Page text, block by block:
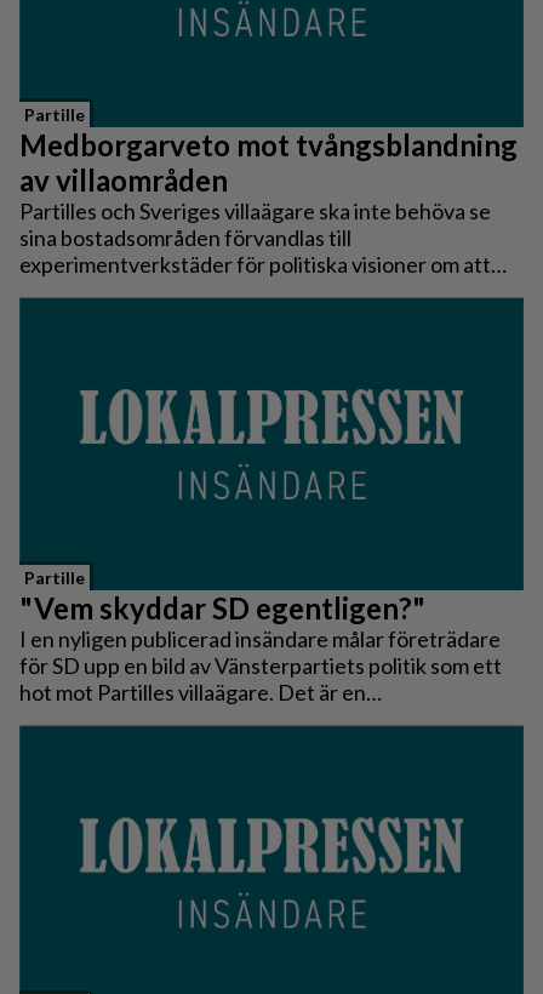
Partille
Medborgarveto mot tvångsblandning
av villaområden
Partilles och Sveriges villaägare ska inte behöva se
sina bostadsområden förvandlas till
experimentverkstäder för politiska visioner om att
utveckla välmående villaområden till, vad
måste kunna känna trygghet i att deras områden inte
förändras genom beslut fattade långt över deras
huvuden. Därför föreslår Sverigedemokraterna ett
medborgarveto mot politiskt framtvingad omvandling
Partille
"Vem skyddar SD egentligen?"
I en nyligen publicerad insändare målar företrädare
för SD upp en bild av Vänsterpartiets politik som ett
hot mot Partilles villaägare. Det är en
verklighetsbeskrivning som inte stämmer.